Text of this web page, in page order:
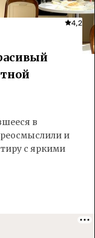
4,2
в
и
с яркими